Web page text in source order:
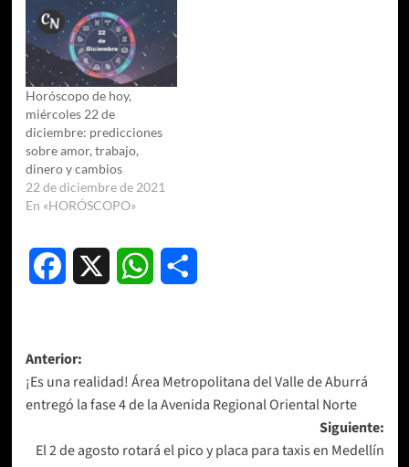
Horóscopo de hoy,
miércoles 22 de
diciembre: predicciones
sobre amor, trabajo,
dinero y cambios
22 de diciembre de 2021
En «HORÓSCOPO»
Facebook WhatsApp
Navegación
de
entradas
Anterior:
¡Es una realidad! Área Metropolitana del Valle de Aburrá
entregó la fase 4 de la Avenida Regional Oriental Norte
Siguiente:
El 2 de agosto rotará el pico y placa para taxis en Medellín